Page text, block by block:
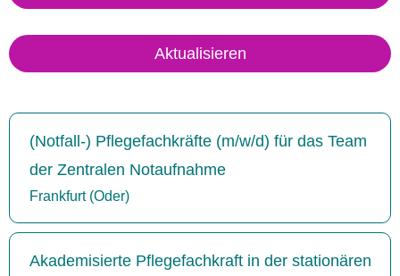
Aktualisieren
(Notfall-) Pflegefachkräfte (m/w/d) für das Team
der Zentralen Notaufnahme
Frankfurt (Oder)
Akademisierte Pflegefachkraft in der stationären